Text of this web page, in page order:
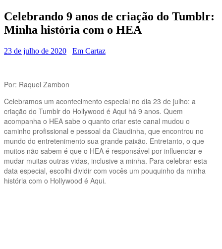
Celebrando 9 anos de criação do Tumblr:
Minha história com o HEA
23 de julho de 2020 Em Cartaz
Por: Raquel Zambon
Celebramos um acontecimento especial no dia 23 de julho: a
criação do Tumblr do Hollywood é Aqui há 9 anos. Quem
acompanha o HEA sabe o quanto criar este canal mudou o
caminho profissional e pessoal da Claudinha, que encontrou no
mundo do entretenimento sua grande paixão. Entretanto, o que
muitos não sabem é que o HEA é responsável por influenciar e
mudar muitas outras vidas, inclusive a minha. Para celebrar esta
data especial, escolhi dividir com vocês um pouquinho da minha
história com o Hollywood é Aqui.